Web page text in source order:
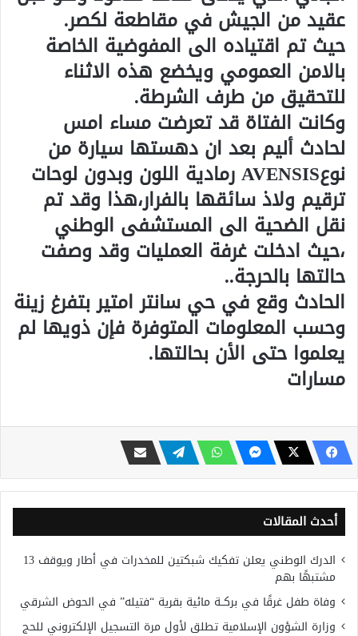
عقيد من الجيش في مقاطعة لكصر.
حيث تم اقتياده الى المفوضية الخاصة
بالامن العمومي ويخضع هذه الاثناء
للتحقيق من طرف الشرطة.
وكانت الفتاة قد تعرضت مساء امس
لحادث أليم بعد ان دهستها سيارة من
نوعAVENSIS رمادية اللون وبدون لوحات
ترقيم ولاذ سائقها بالفرار،هذا وقد تم
نقل الضحية الى المستشفى الوطني
،حيث ادخلت غرفة العمليات وقد وصفت
حالتها بالحرجة..
الحادث وقع في حي سانتر امتير بتفرغ زينة
وحسب المعلومات المتوفرة فإن ذويها لم
يعلموا حتى الأن بحالتها.
مسارات
أحدث المقالات
الدرك الوطني يعلن تفكيك شبكتين للمخدرات في أطار ويوقف 13
مشتبهًا بهم
وفاة طفل غرقًا في بركــة مائية بقرية “فتيله” في الحوض الشرقي
وزارة الشؤون الإسلامية تطلق لأول مرة التسجيل الإلكتروني للحج